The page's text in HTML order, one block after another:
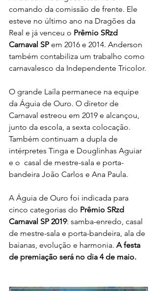
comando da comissão de frente. Ele
esteve no último ano na Dragões da
Real e já venceu o Prêmio SRzd
Carnaval SP em 2016 e 2014. Anderson
também contabiliza um trabalho como
carnavalesco da Independente Tricolor.
O grande Laíla permanece na equipe
da Águia de Ouro. O diretor de
Carnaval estreou em 2019 e alcançou,
junto da escola, a sexta colocação.
Também continuam a dupla de
intérpretes Tinga e Douglinhas Aguiar
e o  casal de mestre-sala e porta-
bandeira João Carlos e Ana Paula.
A Águia de Ouro foi indicada para
cinco categorias do Prêmio SRzd
Carnaval SP 2019: samba-enredo, casal
de mestre-sala e porta-bandeira, ala de
baianas, evolução e harmonia. A festa
de premiação será no dia 4 de maio.